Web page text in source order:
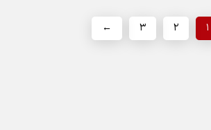
1
2
3
←